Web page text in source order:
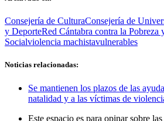
Consejería de CulturaConsejería de
y DeporteRed Cántabra contra la Pobreza
Socialviolencia machistavulnerables
Noticias relacionadas:
Se mantienen los plazos de las
natalidad y a las víctimas de
Este espacio es para opinar sobre